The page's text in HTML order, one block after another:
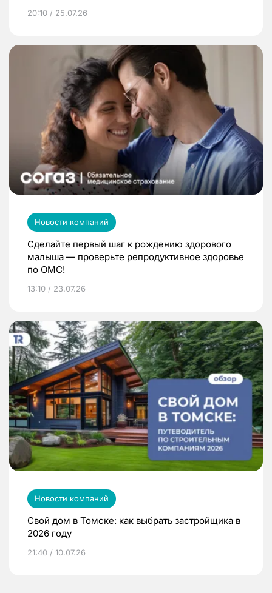
20:10 / 25.07.26
Новости компаний
Сделайте первый шаг к рождению здорового
малыша — проверьте репродуктивное здоровье
по ОМС!
13:10 / 23.07.26
Новости компаний
Свой дом в Томске: как выбрать застройщика в
2026 году
21:40 / 10.07.26